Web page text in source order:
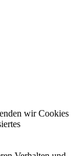
wir Cookies